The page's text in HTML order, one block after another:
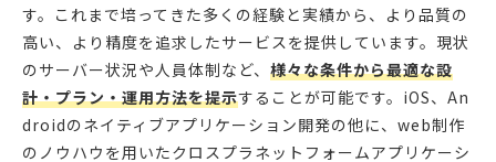
す。これまで培ってきた多くの経験と実績から、より品質の
高い、より精度を追求したサービスを提供しています。現状
のサーバー状況や人員体制など、 様々な条件から最適な設
計・プラン・運用方法を提示することが可能です。iOS、An
droidのネイティブアプリケーション開発の他に、web制作
のノウハウを用いたクロスプラネットフォームアプリケーシ